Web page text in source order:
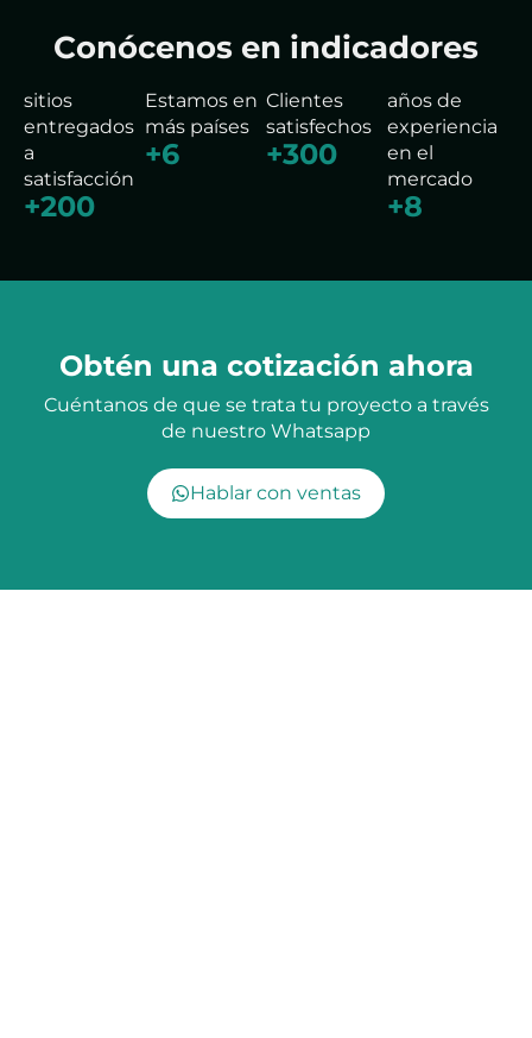
Conócenos en indicadores
sitios
entregados
a
satisfacción
+200
Estamos en
más países
+6
Clientes
satisfechos
+300
años de
experiencia
en el
mercado
+8
Obtén una cotización ahora
Cuéntanos de que se trata tu proyecto a través
de nuestro Whatsapp
Hablar con ventas